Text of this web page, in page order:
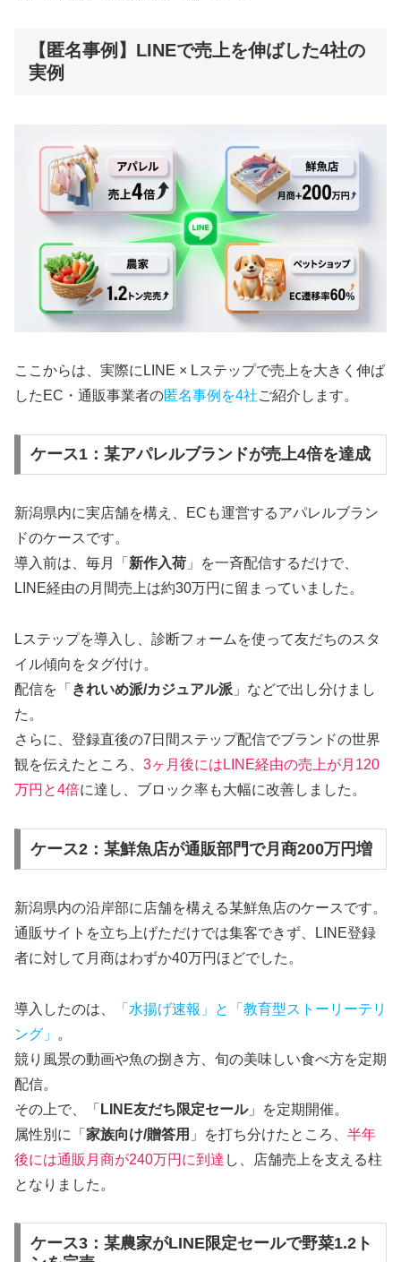
【匿名事例】LINEで売上を伸ばした4社の
実例
ここからは、実際にLINE × Lステップで売上を大きく伸ば
したEC・通販事業者の匿名事例を4社ご紹介します。
ケース1：某アパレルブランドが売上4倍を達成
新潟県内に実店舗を構え、ECも運営するアパレルブラン
ドのケースです。
導入前は、毎月「 新作入荷 」を一斉配信するだけで、
LINE経由の月間売上は約30万円に留まっていました。
Lステップを導入し、診断フォームを使って友だちのスタ
イル傾向をタグ付け。
配信を「 きれいめ派/カジュアル派 」などで出し分けまし
た。
さらに、登録直後の7日間ステップ配信でブランドの世界
観を伝えたところ、 3ヶ月後にはLINE経由の売上が月120
万円と4倍に達し、ブロック率も大幅に改善しました。
ケース2：某鮮魚店が通販部門で月商200万円増
新潟県内の沿岸部に店舗を構える某鮮魚店のケースです。
通販サイトを立ち上げただけでは集客できず、LINE登録
者に対して月商はわずか40万円ほどでした。
導入したのは、
「水揚げ速報」と「教育型ストーリーテリ
ング」
。
競り風景の動画や魚の捌き方、旬の美味しい食べ方を定期
配信。
その上で、「 LINE友だち限定セール」を定期開催。
属性別に「 家族向け/贈答用 」を打ち分けたところ、 半年
後には通販月商が240万円に到達 し、店舗売上を支える柱
となりました。
ケース3：某農家がLINE限定セールで野菜1.2ト